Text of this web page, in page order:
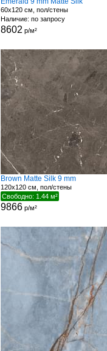
60x120 см, пол/стены
Наличие: по запросу
8602 р/м²
Brown Matte Silk 9 mm
120x120 см, пол/стены
Свободно: 1.44 м²
9866р/м²